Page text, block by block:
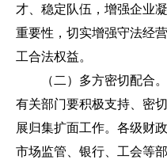
才、稳定队伍，增强企业
重要性，切实增强守法经
工合法权益。
（二）多方密切配合
有关部门要积极支持、密
展归集扩面工作。各级财
市场监管、银行、工会等